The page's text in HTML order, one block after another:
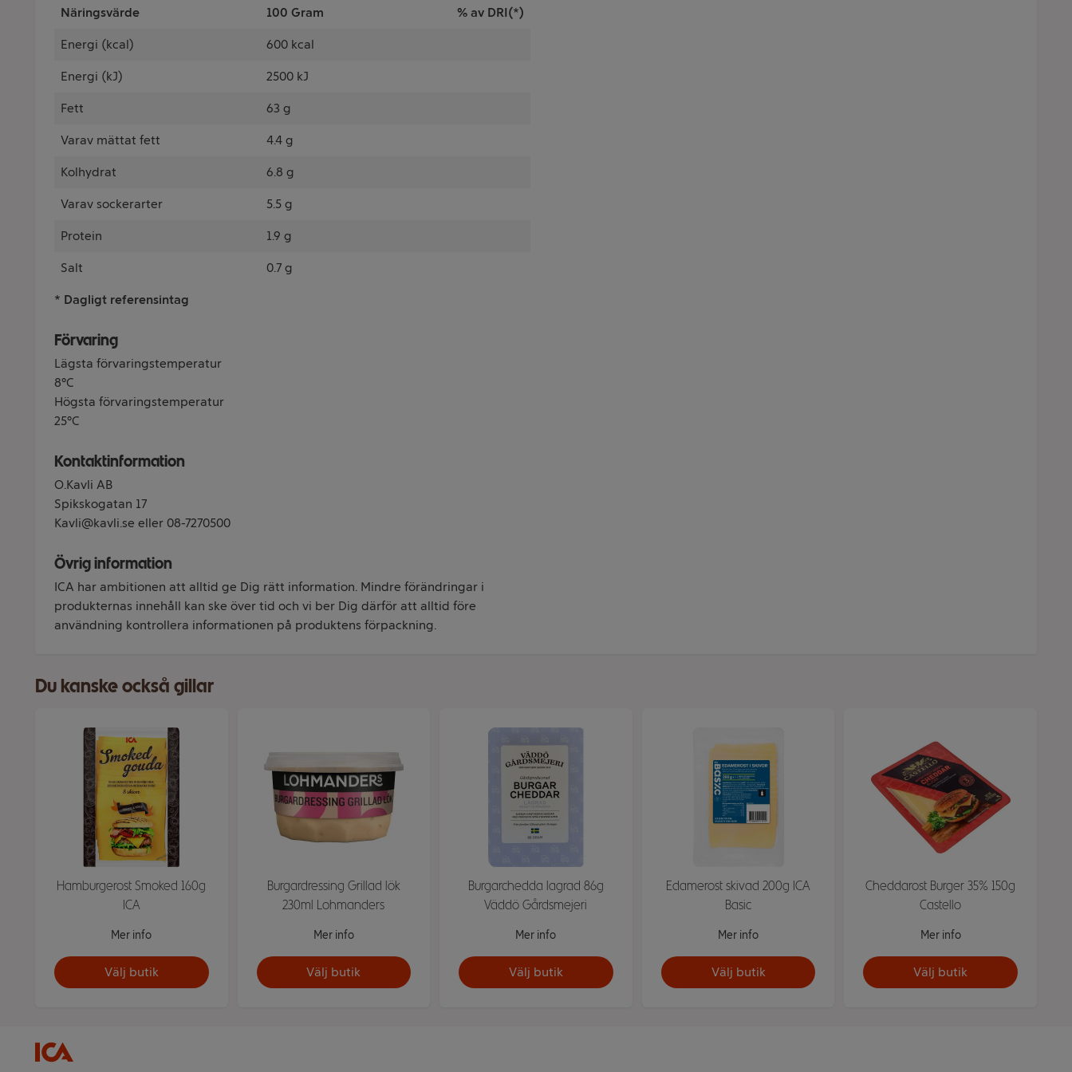
Näringsvärde 100 Gram % av DRI(*)
Energi (kcal) 600 kcal
Energi (kJ) 2500 kJ
Fett 63 g
Varav mättat fett 4.4 g
Kolhydrat 6.8 g
Varav sockerarter 5.5 g
Protein 1.9 g
Salt 0.7 g
* Dagligt referensintag
Förvaring
Lägsta förvaringstemperatur
8°C
Högsta förvaringstemperatur
25°C
Kontaktinformation
O.Kavli AB
Spikskogatan 17
Kavli@kavli.se eller 08-7270500
Övrig information
ICA har ambitionen att alltid ge Dig rätt information. Mindre förändringar i
produkternas innehåll kan ske över tid och vi ber Dig därför att alltid före
användning kontrollera informationen på produktens förpackning.
Du kanske också gillar
Hamburgerost Smoked 160g
ICA
Mer info
Välj butik
Burgardressing Grillad lök
230ml Lohmanders
Mer info
Välj butik
Burgarchedda lagrad 86g
Väddö Gårdsmejeri
Mer info
Välj butik
Edamerost skivad 200g ICA
Basic
Mer info
Välj butik
Cheddarost Burger 35% 150g
Castello
Mer info
Välj butik